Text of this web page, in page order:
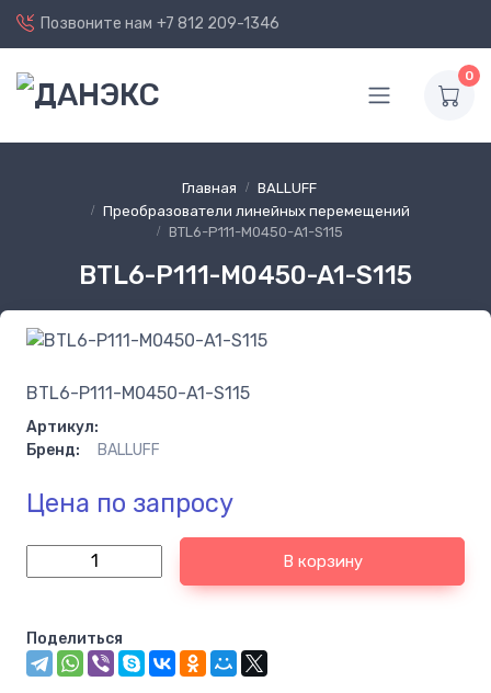
Позвоните нам +7 812 209-1346
0
Главная
BALLUFF
Преобразователи линейных перемещений
BTL6-P111-M0450-A1-S115
BTL6-P111-M0450-A1-S115
BTL6-P111-M0450-A1-S115
Артикул:
Бренд:
BALLUFF
Цена по запросу
В корзину
Поделиться